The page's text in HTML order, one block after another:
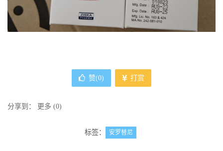
赞(0) 打赏
分享到： 更多 (0)
标签： 安罗替尼